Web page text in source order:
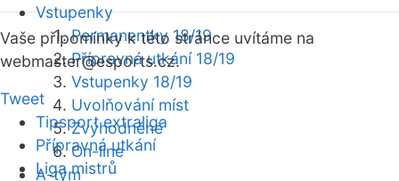
Vstupenky
Permanentky 18/19
Přípravná utkání 18/19
Vstupenky 18/19
Uvolňování míst
Zvýhodněné
On-line
A-tým
Vaše připomínky k této stránce uvítáme na
webmaster@esports.cz.
Tweet
Tipsport extraliga
Přípravná utkání
Liga mistrů